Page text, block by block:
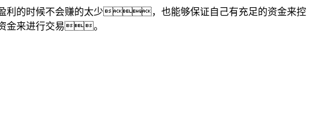
的时候不会赚的太少，也能够保证自己有充足的资金来控
金来进行交易。